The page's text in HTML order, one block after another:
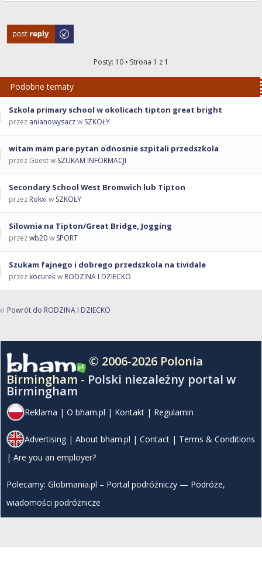
Odpowiedz
Posty: 10 • Strona 1 z 1
Podobne tematy
Szkola primary school w okolicach tipton great bright
przez anianowysaczw SZKOŁY
witam mam pare pytan odnosnie szpitali przedszkola
przez Guest w SZUKAM INFORMACJI
Secondary School West Bromwich lub Tipton
przez Rokxi w SZKOŁY
Silownia na Tipton/Great Bridge, Jogging
przezwb20w SPORT
Szukam fajnego i dobrego przedszkola na tividale
przez kocurekw RODZINA I DZIECKO
Powrót do RODZINA I DZIECKO
© 2006-2026 Polonia
Birmingham - Polski niezależny portal w
Birmingham
Reklama | O bham.pl | Kontakt | Regulamin
Advertising | About bham.pl | Contact | Terms & Conditions
| Are you an employer?
Polecamy: Globmania.pl – Portal podróżniczy — Podróże,
wiadomości podróżnicze